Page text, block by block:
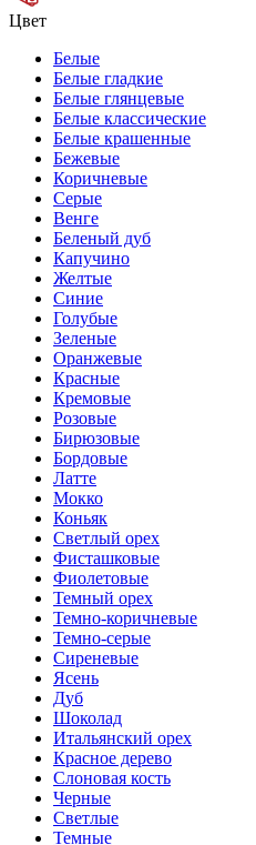
Цвет
Белые
Белые гладкие
Белые глянцевые
Белые классические
Белые крашенные
Бежевые
Коричневые
Серые
Венге
Беленый дуб
Капучино
Желтые
Синие
Голубые
Зеленые
Оранжевые
Красные
Кремовые
Розовые
Бирюзовые
Бордовые
Латте
Мокко
Коньяк
Светлый орех
Фисташковые
Фиолетовые
Темный орех
Темно-коричневые
Темно-серые
Сиреневые
Ясень
Дуб
Шоколад
Итальянский орех
Красное дерево
Слоновая кость
Черные
Светлые
Темные